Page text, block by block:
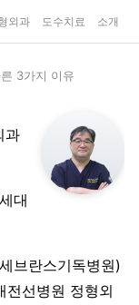
외과 도수치료 소개
3가지 이유
과
대
브란스기독병원)
선병원 정형외